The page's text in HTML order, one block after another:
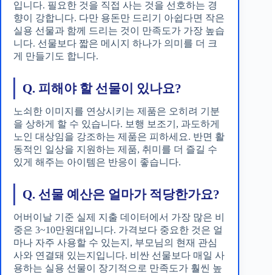
입니다. 필요한 것을 직접 사는 것을 선호하는 경
향이 강합니다. 다만 용돈만 드리기 아쉽다면 작은
실용 선물과 함께 드리는 것이 만족도가 가장 높습
니다. 선물보다 짧은 메시지 하나가 의미를 더 크
게 만들기도 합니다.
Q. 피해야 할 선물이 있나요?
노쇠한 이미지를 연상시키는 제품은 오히려 기분
을 상하게 할 수 있습니다. 보행 보조기, 과도하게
노인 대상임을 강조하는 제품은 피하세요. 반면 활
동적인 일상을 지원하는 제품, 취미를 더 즐길 수
있게 해주는 아이템은 반응이 좋습니다.
Q. 선물 예산은 얼마가 적당한가요?
어버이날 기준 실제 지출 데이터에서 가장 많은 비
중은 3~10만원대입니다. 가격보다 중요한 것은 얼
마나 자주 사용할 수 있는지, 부모님의 현재 관심
사와 연결돼 있는지입니다. 비싼 선물보다 매일 사
용하는 실용 선물이 장기적으로 만족도가 훨씬 높